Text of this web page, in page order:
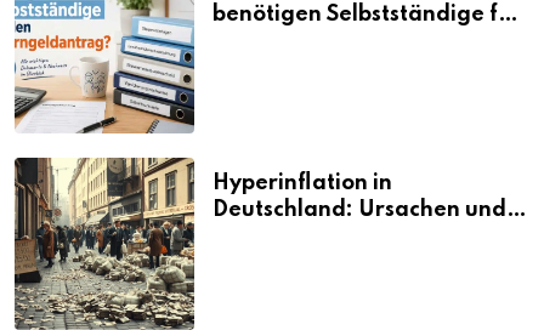
benötigen Selbstständige für
Hyperinflation in
Deutschland: Ursachen und